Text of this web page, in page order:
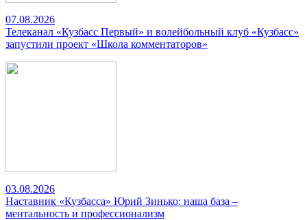
07.08.2026
Телеканал «Кузбасс Первый» и волейбольный клуб «Кузбасс»
запустили проект «Школа комментаторов»
03.08.2026
Наставник «Кузбасса» Юрий Зинько: наша база –
ментальность и профессионализм